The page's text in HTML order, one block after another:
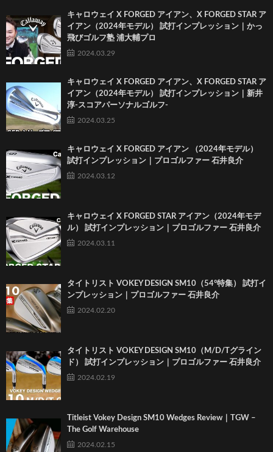
キャロウェイ X FORGED アイアン、X FORGED STAR ア
イアン（2024年モデル） 試打インプレッション｜かっ
飛びゴルフ塾 浦大輔プロ
2024.03.29
キャロウェイ X FORGED アイアン、X FORGED STAR ア
イアン（2024年モデル） 試打インプレッション｜新井
淳-スコアパーソナルゴルフ-
2024.03.25
キャロウェイ X FORGED アイアン （2024年モデル）
試打インプレッション｜プロゴルファー 石井良介
2024.03.12
キャロウェイ X FORGED STAR アイアン（2024年モデ
ル） 試打インプレッション｜プロゴルファー 石井良介
2024.03.11
タイトリスト VOKEY DESIGN SM10（54°特集） 試打イ
ンプレッション｜プロゴルファー 石井良介
2024.02.20
タイトリスト VOKEY DESIGN SM10（M/D/Tグライン
ド） 試打インプレッション｜プロゴルファー 石井良介
2024.02.19
Titleist Vokey Design SM10 Wedges Review｜TGW –
The Golf Warehouse
2024.02.15